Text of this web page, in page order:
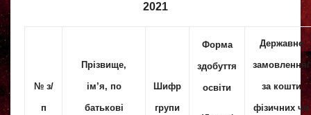
2021
№ з/
п
Прізвище,
ім’я, по
батькові
Шифр
групи
Форма
здобуття
освіти
Державне
замовлення/
за кошти
фізичних чи